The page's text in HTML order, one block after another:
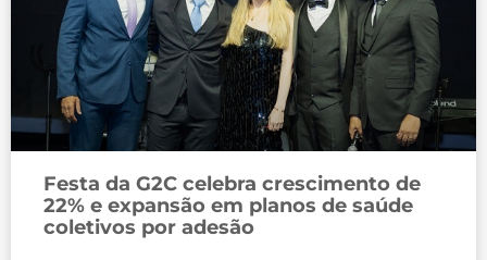
Festa da G2C celebra crescimento de
22% e expansão em planos de saúde
coletivos por adesão